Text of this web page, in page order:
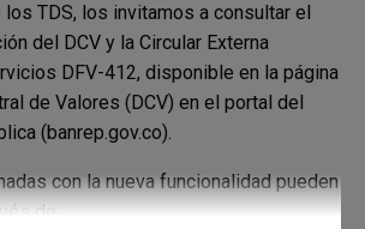
TDS, los invitamos a consultar el
del DCV y la Circular Externa
DFV-412, disponible en la página
de Valores (DCV) en el portal del
(banrep.gov.co).
con la nueva funcionalidad pueden
de: